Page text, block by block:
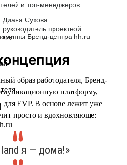
и топ-менеджеров
Диана Сухова
руководитель проектной
группы Бренд-центра hh.ru
образ работодателя, Бренд-
платформу,
для EVP. В основе лежит уже
просто и вдохновляюще:
я — дома!»